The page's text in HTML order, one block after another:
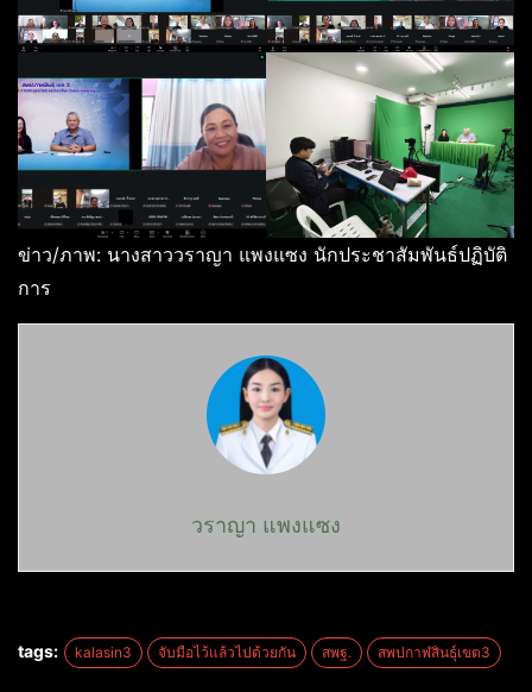
ข่าว/ภาพ: นางสาววราญา แพงแซง นักประชาสัมพันธ์ปฏิบัติ
การ
วราญา แพงแซง
tags: kalasin3 จับมือไว้แล้วไปด้วยกัน สพฐ. สพปกาฬสินธุ์เขต3